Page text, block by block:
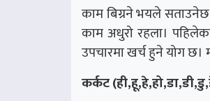
काम बिग्रने भयले सताउनेछ
काम अधुरो रहला।
उपचारमा खर्च हुने योग छ।
कर्कट